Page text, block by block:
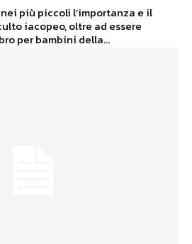
più piccoli l’importanza e il
iacopeo, oltre ad essere
per bambini della...